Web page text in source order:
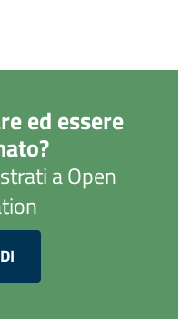
ed essere
a Open